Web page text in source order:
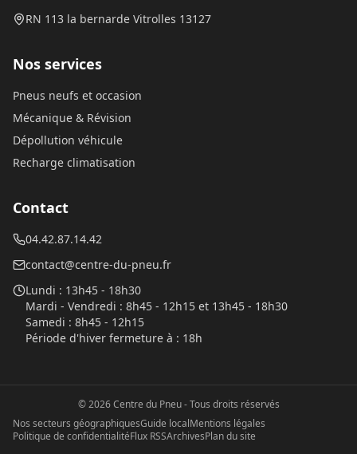
RN 113 la bernarde Vitrolles 13127
Nos services
Pneus neufs et occasion
Mécanique & Révision
Dépollution véhicule
Recharge climatisation
Contact
04.42.87.14.42
contact@centre-du-pneu.fr
Lundi : 13h45 - 18h30
Mardi - Vendredi : 8h45 - 12h15 et 13h45 - 18h30
Samedi : 8h45 - 12h15
Période d'hiver fermeture à : 18h
©2026 Centre du Pneu- Tous droits réservés
Nos secteurs géographiquesGuide localMentions légales
Politique de confidentialitéFlux RSSArchivesPlan du site